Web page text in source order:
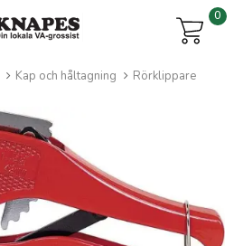
0
Kap och håltagning Rörklippare